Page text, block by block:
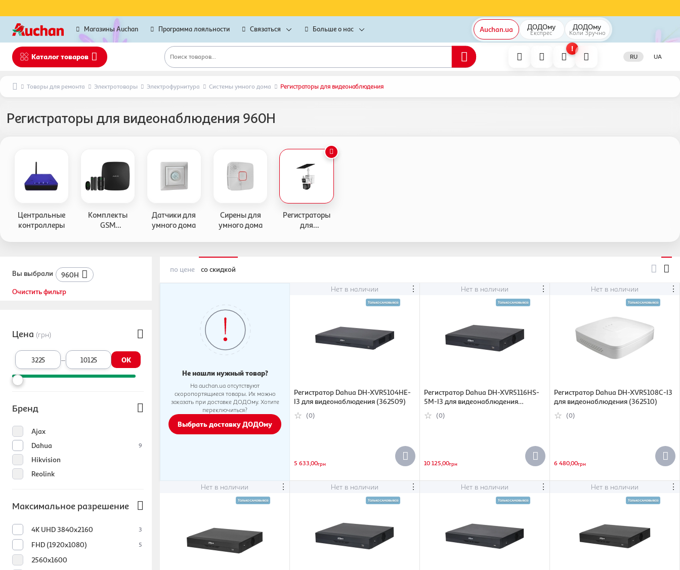
Магазины Auchan Программа лояльности Связаться Больше о нас Auchan.ua ДОДОму
Експрес
ДОДОму
Коли Зручно
Каталог товаров Поиск товаров...
!
RU UA
Товары для ремонта Электротовары Электрофурнитура Системы умного дома Регистраторы для видеонаблюдения
Регистраторы для видеонаблюдения 960H
Центральные
контроллеры
Комплекты
GSM
Датчики для
умного дома
Сирены для
умного дома
Регистраторы
для
Вы выбрали
960H
Очистить фильтр
Цена (грн)
– OK
Бренд
Ajax
Dahua
9
Hikvision
Reolink
Максимальное разрешение
4К UHD 3840х2160 3
FHD (1920x1080) 5
2560x1600
по цене со скидкой
Не нашли нужный товар?
На auchan.ua отсутствуют
скоропортящиеся товары. Их можно
заказать при доставке ДОДОму. Хотите
переключиться?
Выбрать доставку ДОДОму
Нет в наличии ⋮
Регистратор Dahua DH-XVR5104HE-
I3 для видеонаблюдения (362509)
(0)
5 633,00грн
Нет в наличии ⋮
Регистратор Dahua DH-XVR5116HS-
5M-I3 для видеонаблюдения
(536268)
(0)
10 125,00грн
Нет в наличии ⋮
Регистратор Dahua DH-XVR5108C-I3
для видеонаблюдения (362510)
(0)
6 480,00грн
Нет в наличии ⋮ Нет в наличии ⋮ Нет в наличии ⋮ Нет в наличии ⋮